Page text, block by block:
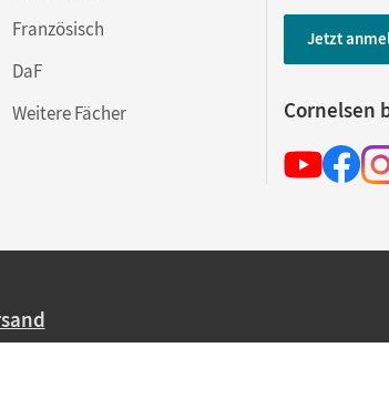
Französisch
DaF
Weitere Fächer
Jetzt
Cornelsen